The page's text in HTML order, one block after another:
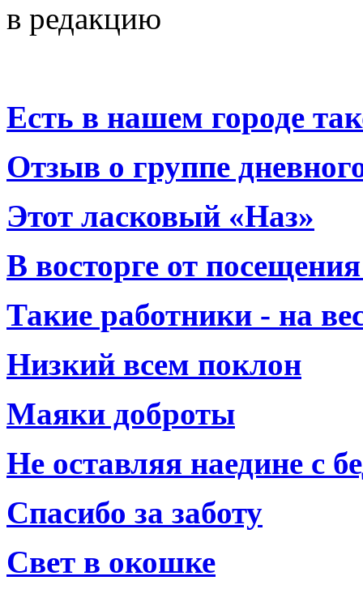
в редакцию
Есть в нашем городе
Отзыв о группе
Этот ласковый «Наз»
В восторге от
Такие работники - на
Низкий всем поклон
Маяки доброты
Не оставляя наедине с
Спасибо за заботу
Свет в окошке